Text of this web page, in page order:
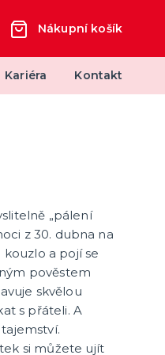
Nákupní košík
Kariéra Kontakt
na stůl
„pálení
z 30. dubna na
kouzlo a pojí se
pověstem
skvělou
s přáteli. A
si můžete ujít